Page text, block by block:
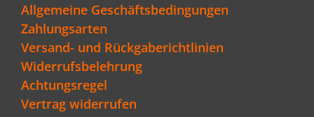
Allgemeine Geschäftsbedingungen
Zahlungsarten
Versand- und Rückgaberichtlinien
Widerrufsbelehrung
Achtungsregel
Vertrag widerrufen